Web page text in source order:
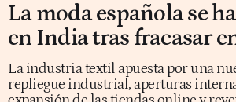
La moda española se
en India tras fracasar
La industria textil apuesta por una
repliegue industrial, aperturas